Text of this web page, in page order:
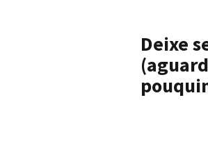
Deixe